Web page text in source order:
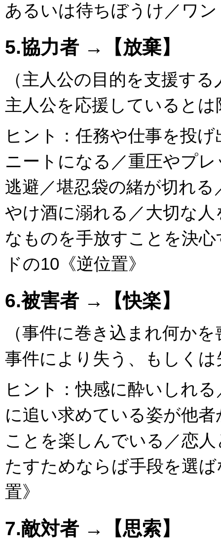
あるいは待ちぼうけ／ワ
5.協力者 →【放棄】
（主人公の目的を支援す
主人公を応援していると
ヒント：任務や仕事を投
ニートになる／重圧やプ
逃避／堪忍袋の緒が切れ
やけ酒に溺れる／大切な
なものを手放すことを決
ドの10《逆位置》
6.被害者 →【快楽】
（事件に巻き込まれ何か
事件により失う、もしく
ヒント：快感に酔いしれ
に追い求めている姿が他
ことを楽しんでいる／恋
たすためならば手段を選
置》
7.敵対者 →【思索】